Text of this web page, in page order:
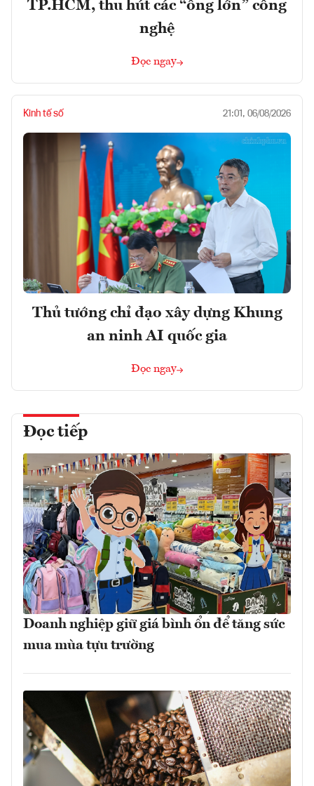
TP.HCM, thu hút các “ông lớn” công
nghệ
Đọc ngay
Kinh tế số 21:01, 06/08/2026
Thủ tướng chỉ đạo xây dựng Khung
an ninh AI quốc gia
Đọc ngay
Đọc tiếp
Doanh nghiệp giữ giá bình ổn để tăng sức
mua mùa tựu trường